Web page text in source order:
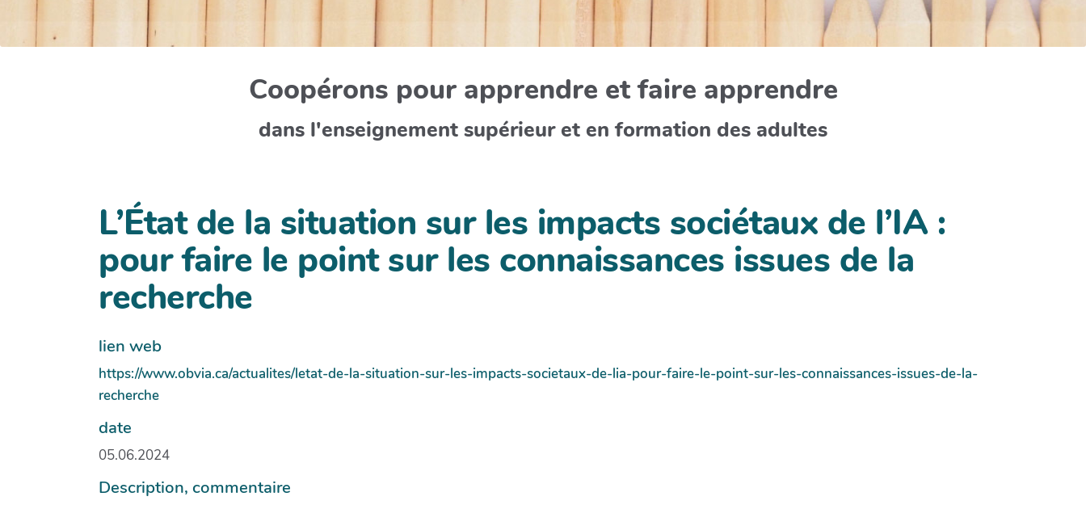
Coopérons pour apprendre et faire apprendre
dans l'enseignement supérieur et en formation des adultes
L’État de la situation sur les impacts sociétaux de l’IA :
pour faire le point sur les connaissances issues de la
recherche
lien web
https://www.obvia.ca/actualites/letat-de-la-situation-sur-les-impacts-societaux-de-lia-pour-faire-le-point-sur-les-connaissances-issues-de-la-
recherche
date
05.06.2024
Description, commentaire